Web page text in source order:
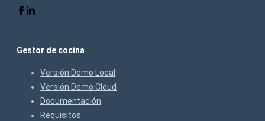
Gestor de cocina
Versión Demo Local
Versión Demo Cloud
Documentación
Requisitos